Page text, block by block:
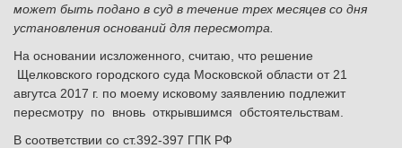
может быть подано в суд в течение трех месяцев со дня
установления оснований для пересмотра.
На основании исзложенного, считаю, что решение
Щелковского городского суда Московской области от 21
авгутса 2017 г. по моему исковому заявлению подлежит
пересмотру по вновь открывшимся обстоятельствам.
В соответствии со ст.392-397 ГПК РФ